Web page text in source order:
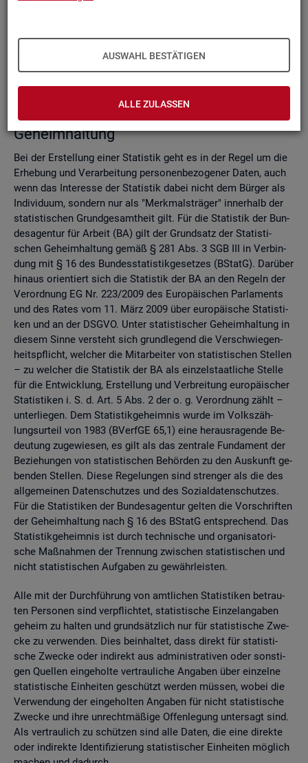
AUSWAHL BESTÄTIGEN
ALLE ZULASSEN
tung
Zell­sper­rungs­ver­fah­ren
Run­dungs­ver­fah­ren
Ver­gleich der Ver­fah­ren
Recht­li­che Grund­la­gen der sta­tis­ti­schen
Ge­heim­hal­tung
Bei der Er­stel­lung einer Sta­tis­tik geht es in der Regel um die
Er­he­bung und Ver­ar­bei­tung per­so­nen­be­zo­ge­ner Daten, auch
wenn das In­ter­es­se der Sta­tis­tik dabei nicht dem Bür­ger als
In­di­vi­du­um, son­dern nur als "Merk­mals­trä­ger" in­ner­halb der
sta­tis­ti­schen Grund­ge­samt­heit gilt. Für die Sta­tis­tik der Bun­
des­agen­tur für Ar­beit (BA) gilt der Grund­satz der Sta­tis­ti­
schen Ge­heim­hal­tung gemäß § 281 Abs. 3 SGB III in Ver­bin­
dung mit § 16 des Bun­des­sta­tis­tik­ge­set­zes (BStatG). Dar­über
hin­aus ori­en­tiert sich die Sta­tis­tik der BA an den Re­geln der
Ver­ord­nung EG Nr. 223/2009 des Eu­ro­päi­schen Par­la­ments
und des Rates vom 11. März 2009 über eu­ro­päi­sche Sta­tis­ti­
ken und an der DSGVO. Unter sta­tis­ti­scher Ge­heim­hal­tung in
die­sem Sinne ver­steht sich grund­le­gend die Ver­schwie­gen­
heits­pflicht, wel­cher die Mit­ar­bei­ter von sta­tis­ti­schen Stel­len
– zu wel­cher die Sta­tis­tik der BA als ein­zel­staat­li­che Stel­le
für die Ent­wick­lung, Er­stel­lung und Ver­brei­tung eu­ro­päi­scher
Sta­tis­ti­ken i. S. d. Art. 5 Abs. 2 der o. g. Ver­ord­nung zählt –
un­ter­lie­gen. Dem Sta­tis­tik­ge­heim­nis wurde im Volks­zäh­
lungs­ur­teil von 1983 (BVerf­GE 65,1) eine her­aus­ra­gen­de Be­
deu­tung zu­ge­wie­sen, es gilt als das zen­tra­le Fun­da­ment der
Be­zie­hun­gen von sta­tis­ti­schen Be­hör­den zu den Aus­kunft ge­
ben­den Stel­len. Diese Re­ge­lun­gen sind stren­ger als die des
all­ge­mei­nen Da­ten­schut­zes und des So­zi­al­da­ten­schut­zes.
Für die Sta­tis­ti­ken der Bun­des­agen­tur gel­ten die Vor­schrif­ten
der Ge­heim­hal­tung nach § 16 des BStatG ent­spre­chend. Das
Sta­tis­tik­ge­heim­nis ist durch tech­ni­sche und or­ga­ni­sa­to­ri­
sche Maß­nah­men der Tren­nung zwi­schen sta­tis­ti­schen und
nicht sta­tis­ti­schen Auf­ga­ben zu ge­währ­leis­ten.
Alle mit der Durch­füh­rung von amt­li­chen Sta­tis­ti­ken be­trau­
ten Per­so­nen sind ver­pflich­tet, sta­tis­ti­sche Ein­zel­an­ga­ben
ge­heim zu hal­ten und grund­sätz­lich nur für sta­tis­ti­sche Zwe­
cke zu ver­wen­den. Dies be­inhal­tet, dass di­rekt für sta­tis­ti­
sche Zwe­cke oder in­di­rekt aus ad­mi­nis­tra­ti­ven oder sons­ti­
gen Quel­len ein­ge­hol­te ver­trau­li­che An­ga­ben über ein­zel­ne
sta­tis­ti­sche Ein­hei­ten ge­schützt wer­den müs­sen, wobei die
Ver­wen­dung der ein­ge­hol­ten An­ga­ben für nicht sta­tis­ti­sche
Zwe­cke und ihre un­recht­mä­ßi­ge Of­fen­le­gung un­ter­sagt sind.
Als ver­trau­lich zu schüt­zen sind alle Daten, die eine di­rek­te
oder in­di­rek­te Iden­ti­fi­zie­rung sta­tis­ti­scher Ein­hei­ten mög­lich